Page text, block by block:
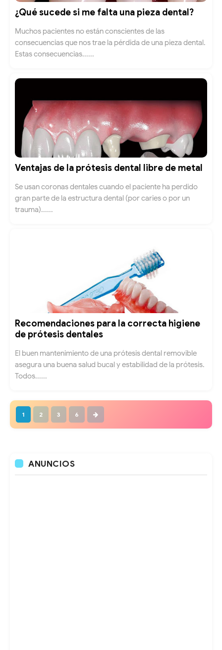
¿Qué sucede si me falta una pieza dental?
Muchos pacientes no están conscientes de las
consecuencias que nos trae la pérdida de una pieza dental.
Estas consecuencias......
Ventajas de la prótesis dental libre de metal
Se usan coronas dentales cuando el paciente ha perdido
gran parte de la estructura dental (por caries o por un
trauma)......
Recomendaciones para la correcta higiene
de prótesis dentales
El buen mantenimiento de una prótesis dental removible
asegura una buena salud bucal y estabilidad de la prótesis.
Todos......
1 2 3 6
ANUNCIOS